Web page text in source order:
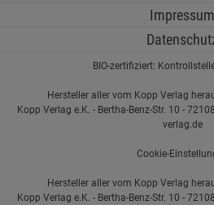
Impressum
BIO-zertifiziert:
Hersteller aller vom Kopp Verlag
Kopp Verlag e.K. - Bertha-Benz-Str. 10 -
verlag.de
Cookie-
Hersteller aller vom Kopp Verlag
Kopp Verlag e.K. - Bertha-Benz-Str. 10 -